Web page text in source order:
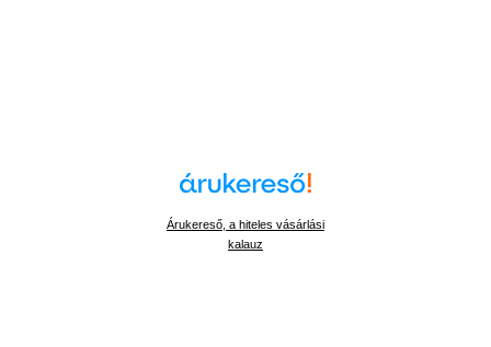
Árukereső, a hiteles vásárlási
kalauz